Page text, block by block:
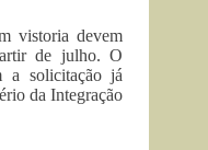
vistoria devem
de julho. O
a solicitação já
da Integração